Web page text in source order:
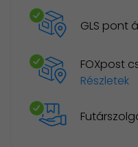
GLS pont
FOXpost
Részletek